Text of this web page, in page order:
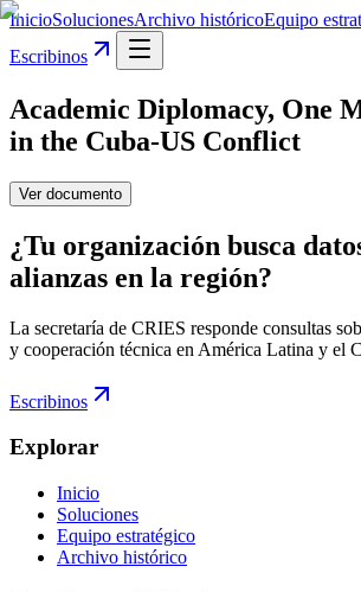
InicioSolucionesArchivo históricoEquipo
Escribinos
Academic Diplomacy, One
in the Cuba-US Conflict
Ver documento
¿Tu organización busca
alianzas en la región?
La secretaría de CRIES responde consultas
y cooperación técnica en América Latina y el
Escribinos
Explorar
Inicio
Soluciones
Equipo estratégico
Archivo histórico